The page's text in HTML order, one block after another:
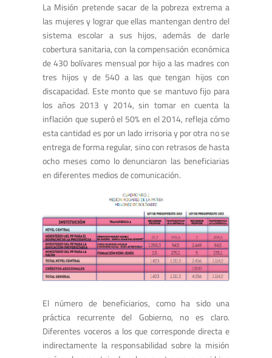
La Misión pretende sacar de la pobreza extrema a
las mujeres y lograr que ellas mantengan dentro del
sistema escolar a sus hijos, además de darle
cobertura sanitaria, con la compensación económica
de 430 bolívares mensual por hijo a las madres con
tres hijos y de 540 a las que tengan hijos con
discapacidad. Este monto que se mantuvo fijo para
los años 2013 y 2014, sin tomar en cuenta la
inflación que superó el 50% en el 2014, refleja cómo
esta cantidad es por un lado irrisoria y por otra no se
entrega de forma regular, sino con retrasos de hasta
ocho meses como lo denunciaron las beneficiarias
en diferentes medios de comunicación.
El número de beneficiarios, como ha sido una
práctica recurrente del Gobierno, no es claro.
Diferentes voceros a los que corresponde directa e
indirectamente la responsabilidad sobre la misión